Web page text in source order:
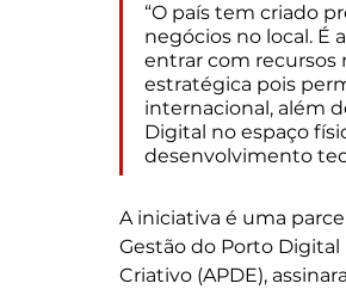
“O país tem criado
negócios no local. É
entrar com recursos
estratégica pois
internacional, além
Digital no espaço
desenvolvimento
A iniciativa é uma
Gestão do Porto Digital
Criativo (APDE),